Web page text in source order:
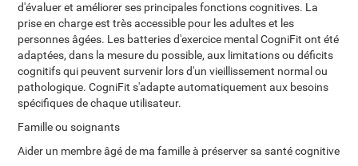
d'évaluer et améliorer ses principales fonctions cognitives. La
prise en charge est très accessible pour les adultes et les
personnes âgées. Les batteries d'exercice mental CogniFit ont été
adaptées, dans la mesure du possible, aux limitations ou déficits
cognitifs qui peuvent survenir lors d'un vieillissement normal ou
pathologique. CogniFit s'adapte automatiquement aux besoins
spécifiques de chaque utilisateur.
Famille ou soignants
Aider un membre âgé de ma famille à préserver sa santé cognitive